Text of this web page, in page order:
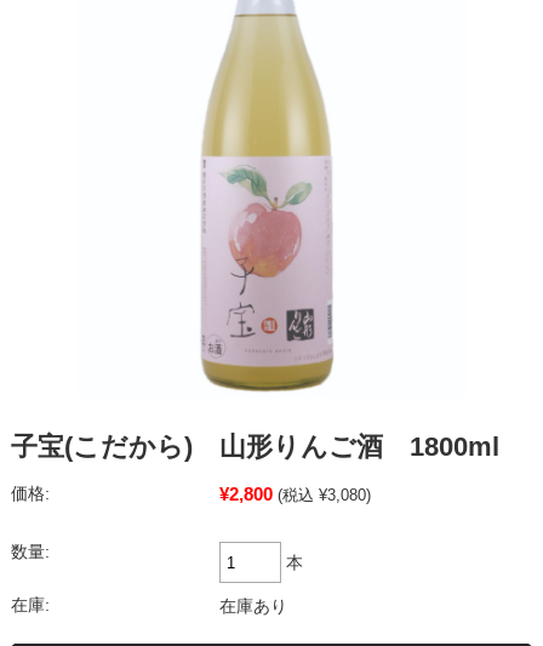
子宝(こだから) 山形りんご酒 1800ml
価格: ¥2,800 (税込 ¥3,080)
数量:
本
在庫: 在庫あり